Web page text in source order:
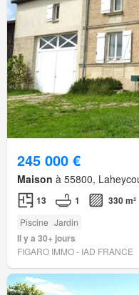
245 000 €
Maison à 55800,
13 1 330 m²
Piscine Jardin
Il y a 30+ jours
FIGARO IMMO - IAD FRANCE